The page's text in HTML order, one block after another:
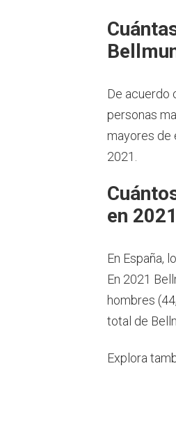
De acuerdo
personas
mayores de
2021.
en 2021
En España,
En 2021
hombres
total de
Explora